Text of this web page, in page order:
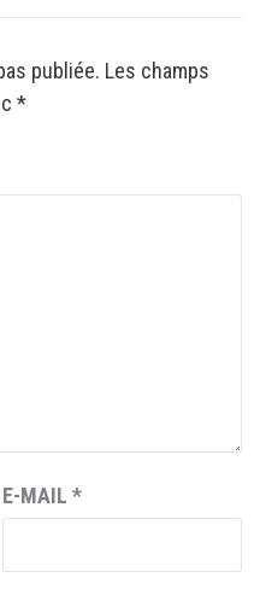
publiée. Les champs
*
E-MAIL *